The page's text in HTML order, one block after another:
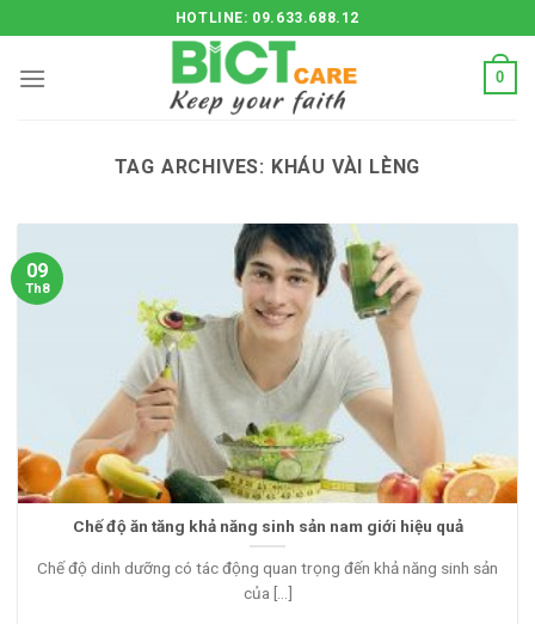
to
content
HOTLINE: 09.633.688.12
0
TAG ARCHIVES: KHÁU VÀI LÈNG
Chế độ ăn tăng khả năng sinh sản nam giới hiệu quả
Chế độ dinh dưỡng có tác động quan trọng đến khả năng sinh sản
của [...]
09
Th8